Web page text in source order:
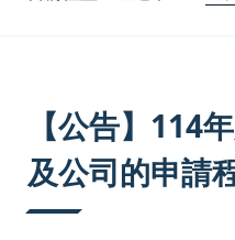
【公告】114
及公司的申請